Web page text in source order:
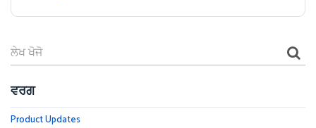
ਵਰਗ
Product Updates